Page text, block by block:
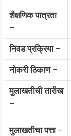
शैक्षणिक पात्रता
–
निवड प्रक्रिया–
नोकरी ठिकाण–
मुलाखतीची तारीख
–
मुलाखतीचा पत्ता–